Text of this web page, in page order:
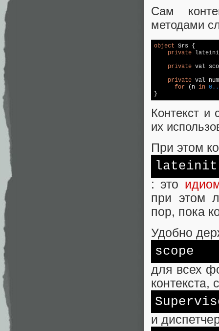
Сам
методами
object Srs {
private
private val
private val
for (n in 0.
}
Контекст и
их
При этом
lateinit
: это
при этом
пор, пока
Удобно
scope
для всех
контекста,
и